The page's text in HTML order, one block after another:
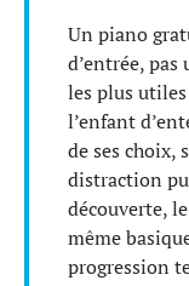
Un piano
d’entrée,
les plus
l’enfant
de ses choix,
distraction
découverte,
même
progression